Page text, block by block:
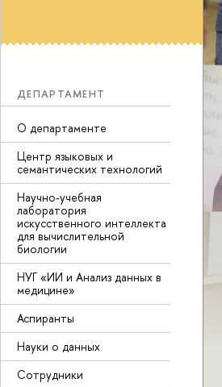
ДЕПАРТАМЕНТ
О департаменте
Центр языковых и
семантических технологий
Научно-учебная
лаборатория
искусственного интеллекта
для вычислительной
биологии
НУГ «ИИ и Анализ данных в
медицине»
Аспиранты
Науки о данных
Сотрудники